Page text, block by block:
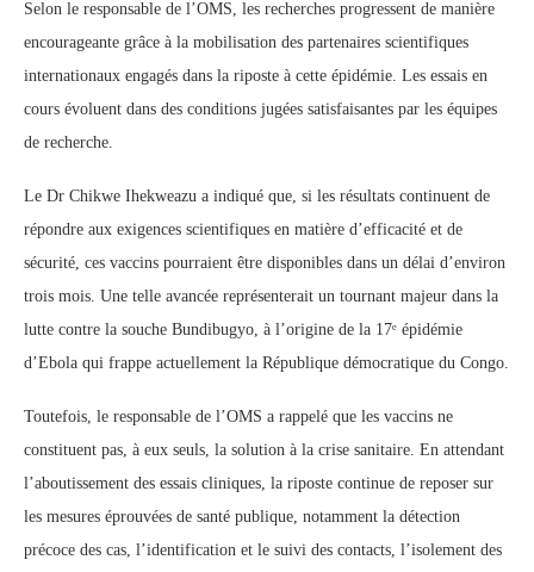
Selon le responsable de l’OMS, les recherches progressent de manière
encourageante grâce à la mobilisation des partenaires scientifiques
internationaux engagés dans la riposte à cette épidémie. Les essais en
cours évoluent dans des conditions jugées satisfaisantes par les équipes
de recherche.
Le Dr Chikwe Ihekweazu a indiqué que, si les résultats continuent de
répondre aux exigences scientifiques en matière d’efficacité et de
sécurité, ces vaccins pourraient être disponibles dans un délai d’environ
trois mois. Une telle avancée représenterait un tournant majeur dans la
lutte contre la souche Bundibugyo, à l’origine de la 17ᵉ épidémie
d’Ebola qui frappe actuellement la République démocratique du Congo.
Toutefois, le responsable de l’OMS a rappelé que les vaccins ne
constituent pas, à eux seuls, la solution à la crise sanitaire. En attendant
l’aboutissement des essais cliniques, la riposte continue de reposer sur
les mesures éprouvées de santé publique, notamment la détection
précoce des cas, l’identification et le suivi des contacts, l’isolement des